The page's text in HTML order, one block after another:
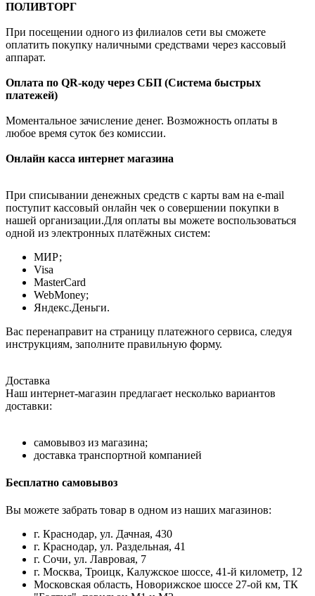
ПОЛИВТОРГ
При посещении одного из филиалов сети вы сможете
оплатить покупку наличными средствами через кассовый
аппарат.
Оплата по QR-коду через СБП (Система быстрых
платежей)
Моментальное зачисление денег. Возможность оплаты в
любое время суток без комиссии.
Онлайн касса интернет магазина
При списывании денежных средств с карты вам на e-mail
поступит кассовый онлайн чек о совершении покупки в
нашей организации.Для оплаты вы можете воспользоваться
одной из электронных платёжных систем:
МИР;
Visa
MasterCard
WebMoney;
Яндекс.Деньги.
Вас перенаправит на страницу платежного сервиса, следуя
инструкциям, заполните правильную форму.
Доставка
Наш интернет-магазин предлагает несколько вариантов
доставки:
самовывоз из магазина;
доставка транспортной компанией
Бесплатно самовывоз
Вы можете забрать товар в одном из наших магазинов:
г. Краснодар, ул. Дачная, 430
г. Краснодар, ул. Раздельная, 41
г. Сочи, ул. Лавровая, 7
г. Москва, Троицк, Калужское шоссе, 41-й километр, 12
Московская область, Новорижское шоссе 27-ой км, ТК